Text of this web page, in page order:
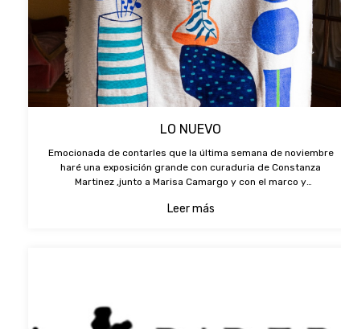
LO NUEVO
Emocionada de contarles que la última semana de noviembre
haré una exposición grande con curaduria de Constanza
Martinez ,junto a Marisa Camargo y con el marco y
anunciare dias exactos y lug
Leer más